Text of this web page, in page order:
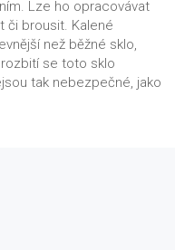
Lze ho opracovávat
či brousit. Kalené
než běžné sklo,
se toto sklo
tak nebezpečné, jako